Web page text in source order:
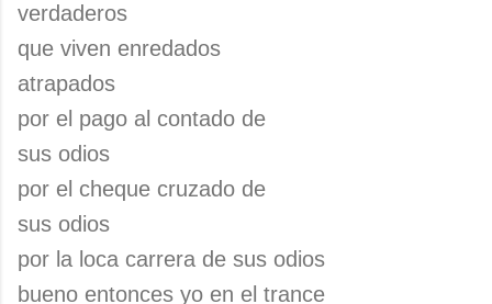
verdaderos
que viven enredados
atrapados
por el pago al contado de
sus odios
por el cheque cruzado de
sus odios
por la loca carrera de sus odios
bueno entonces yo en el trance